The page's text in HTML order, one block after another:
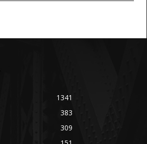
1341
383
309